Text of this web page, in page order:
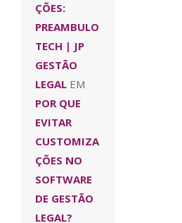
ÇÕES:
PREAMBULO
TECH | JP
GESTÃO
LEGAL EM
POR QUE
EVITAR
CUSTOMIZA
ÇÕES NO
SOFTWARE
DE GESTÃO
LEGAL?